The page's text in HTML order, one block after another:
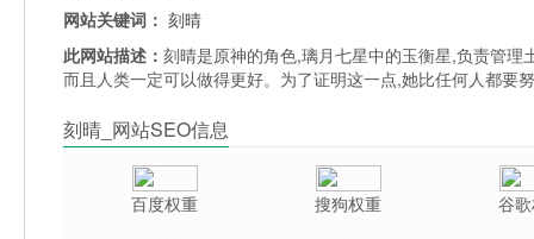
网站关键词： 刻晴
此网站描述：刻晴是原神的角色,璃月七星中的玉衡星,负责管
而且人类一定可以做得更好。为了证明这一点,她比任何人都要
刻晴_网站SEO信息
百度权重 搜狗权重 谷